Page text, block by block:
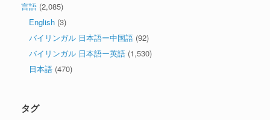
言語 (2,085)
English (3)
バイリンガル 日本語ー中国語 (92)
バイリンガル 日本語ー英語 (1,530)
日本語 (470)
タグ